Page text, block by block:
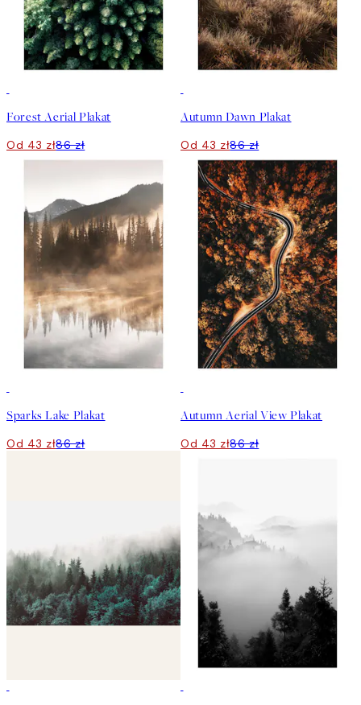
Forest Aerial Plakat
Od 43 zł86 zł
Autumn Dawn Plakat
Od 43 zł86 zł
Sparks Lake Plakat
Od 43 zł86 zł
Autumn Aerial View Plakat
Od 43 zł86 zł